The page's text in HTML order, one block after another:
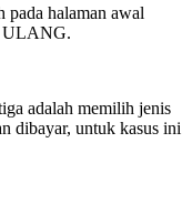
pada halaman awal
ULANG.
adalah memilih jenis
dibayar, untuk kasus ini